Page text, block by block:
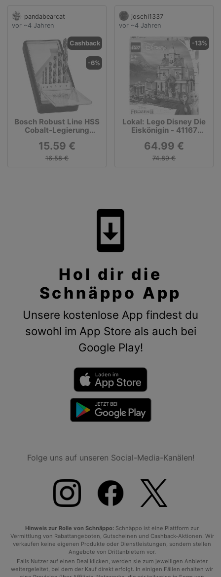
pandabearcat
vor ~4 Jahren
Cashback
-6%
Bosch Robust Line HSS
Cobalt-Legierung
teilig
15.59 €
16.58 €
joschi1337
vor ~4 Jahren
-13%
Lokal: Lego Disney Die
Eiskönigin - 41167
64.99 €
74.89 €
system_update
Hol dir die
Schnäppo App
Unsere kostenlose App findest du
sowohl im App Store als auch bei
Google Play!
Folge uns auf unseren Social-Media-Kanälen!
Hinweis zur Rolle von Schnäppo: Schnäppo ist eine Plattform zur
Vermittlung von Rabattangeboten, Gutscheinen und Cashback-Aktionen. Wir
verkaufen keine eigenen Produkte oder Dienstleistungen, sondern stellen
Angebote von Drittanbietern vor.
Falls Nutzer auf einen Deal klicken, werden sie zum jeweiligen Anbieter
weitergeleitet, bei dem der Kauf direkt erfolgt. In einigen Fällen erhalten wir